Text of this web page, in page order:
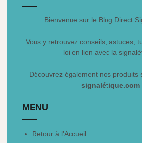
Bienvenue sur le Blog Direct
Vous y retrouvez conseils, astuces,
loi en lien avec la
Découvrez également nos produits
signalétique.com
MENU
Retour à l'Accueil